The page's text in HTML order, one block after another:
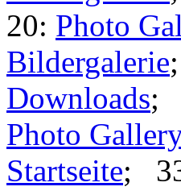
Bildergalerie
20:Photo
Bildergalerie
Downloads;
Photo